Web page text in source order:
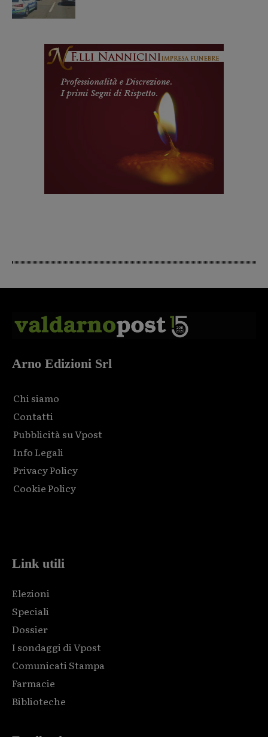
Arno Edizioni Srl
Chi siamo
Contatti
Pubblicità su Vpost
Info Legali
Privacy Policy
Cookie Policy
Link utili
Elezioni
Speciali
Dossier
I sondaggi di Vpost
Comunicati Stampa
Farmacie
Biblioteche